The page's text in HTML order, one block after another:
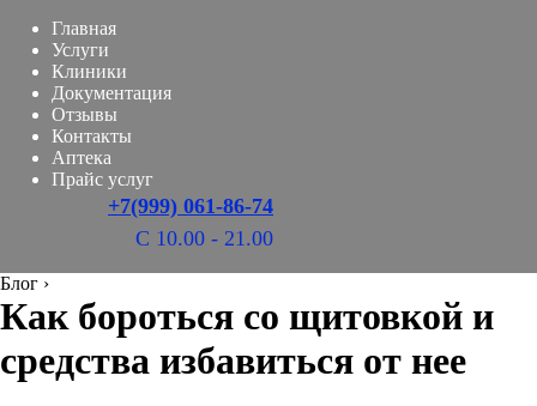
Главная
Услуги
Клиники
Документация
Отзывы
Контакты
Аптека
Прайс услуг
+7(999) 061-86-74
С 10.00 - 21.00
Блог ›
Как бороться со щитовкой и
средства избавиться от нее